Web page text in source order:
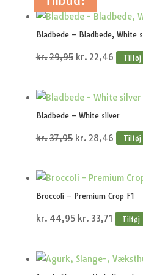
Bladbede – Bladbede, White
kr.29,95 Den
var:
kr.29,95.
kr. 22,46Den
er:
Bladbede – White silver
kr.37,95 Den
kr.37,95.
kr. 28,46Den
Broccoli – Premium Crop F1
kr.44,95 Den
kr. 33,71DenTilføj